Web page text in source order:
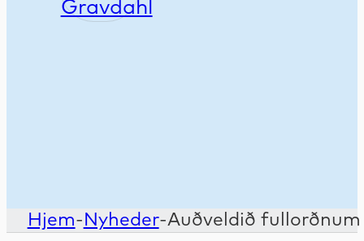
Hjem- Nyheder-Auðveldið